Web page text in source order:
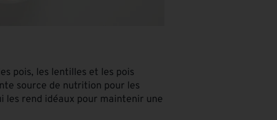
pois, les lentilles et les pois
source de nutrition pour les
les rend idéaux pour maintenir une